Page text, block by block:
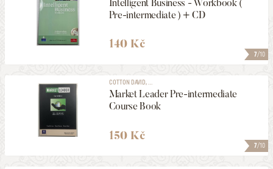
7/10
Intelligent Business - Workbook (
Pre-intermediate ) + CD
140 Kč
7/10
COTTON DAVID, ...
Market Leader Pre-intermediate
Course Book
150 Kč